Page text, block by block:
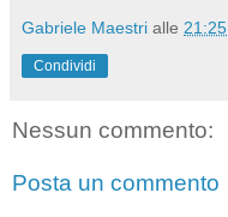
Gabriele Maestri alle 21:25
Condividi
Nessun commento:
Posta un commento